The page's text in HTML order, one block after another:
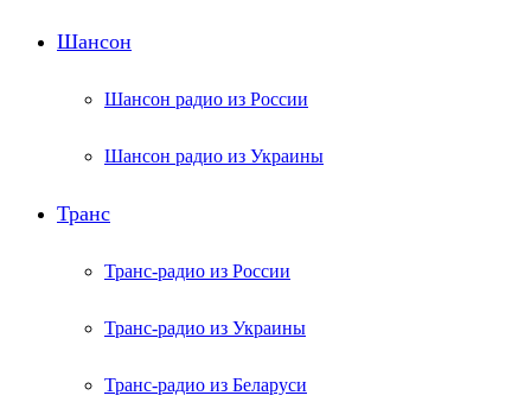
Шансон
Шансон радио из России
Шансон радио из Украины
Транс
Транс-радио из России
Транс-радио из Украины
Транс-радио из Беларуси